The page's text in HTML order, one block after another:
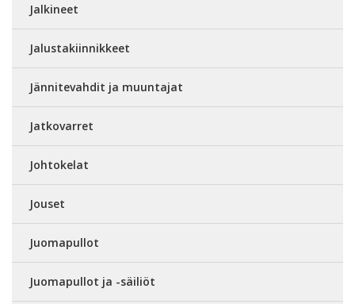
Jalkineet
Jalustakiinnikkeet
Jännitevahdit ja muuntajat
Jatkovarret
Johtokelat
Jouset
Juomapullot
Juomapullot ja -säiliöt